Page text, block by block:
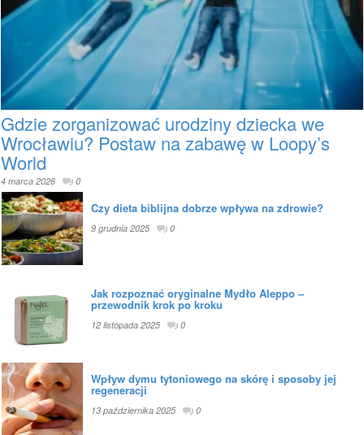
Gdzie zorganizować urodziny dziecka we
Wrocławiu? Postaw na zabawę w Loopy’s
World
4 marca 2026 0
Czy dieta biblijna dobrze wpływa na zdrowie?
9 grudnia 2025 0
Jak rozpoznać oryginalne Mydło Aleppo –
przewodnik krok po kroku
12 listopada 2025 0
Wpływ dymu tytoniowego na skórę i sposoby jej
regeneracji
13 października 2025 0